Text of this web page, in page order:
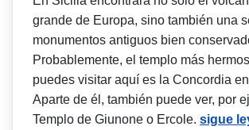
grande de Europa, sino también una
monumentos antiguos bien
Probablemente, el templo más
puedes visitar aquí es la Concordia
Aparte de él, también puede ver, por
Templo de Giunone o Ercole. sigue